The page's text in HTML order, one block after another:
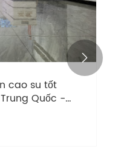
cao su tốt
Quốc -
